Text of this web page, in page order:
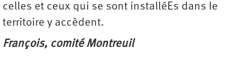
celles et ceux qui se sont installéEs dans le
territoire y accèdent.
François, comité Montreuil